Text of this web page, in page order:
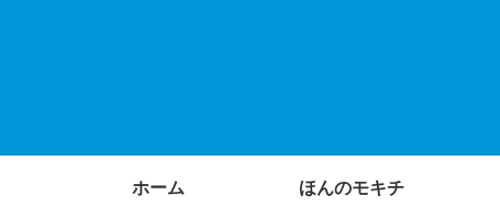
ホーム ほんのモキチ